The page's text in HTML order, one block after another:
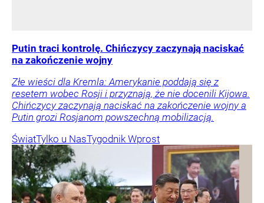
Putin traci kontrolę. Chińczycy zaczynają naciskać
na zakończenie wojny
Złe wieści dla Kremla: Amerykanie poddają się z
resetem wobec Rosji i przyznają, że nie docenili Kijowa.
Chińczycy zaczynają naciskać na zakończenie wojny a
Putin grozi Rosjanom powszechną mobilizacją.
ŚwiatTylko u NasTygodnik Wprost